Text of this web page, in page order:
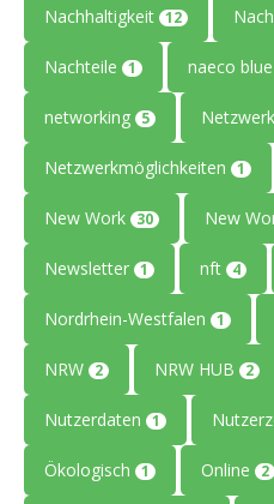
Nachhaltigkeit 12
Nachteile 1 naeco blue
networking 5
Netzwerkmöglichkeiten 1
New Work 30 New
Newsletter 1 nft 4
Nordrhein-Westfalen 1
NRW 2 NRW HUB 2
Nutzerdaten 1
Ökologisch 1 Online 2